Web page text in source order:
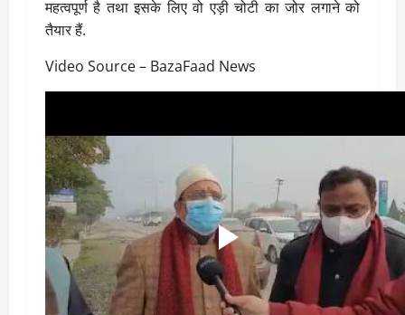
महत्वपूर्ण है तथा इसके लिए वो एड़ी चोटी का जोर लगाने को
तैयार हैं.
Video Source – BazaFaad News